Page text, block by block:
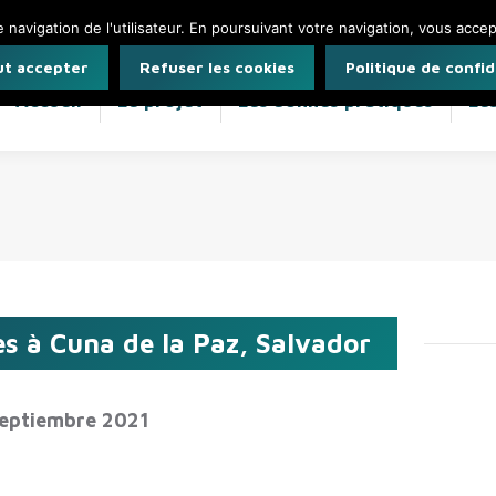
à Cuna de la Paz, Salvador
2021
de l'utilisateur. En poursuivant votre navigation, vous
accepter Refuser les cookies Politique de